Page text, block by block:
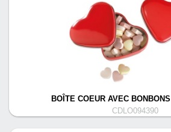
BOÎTE COEUR AVEC
CDLO094390